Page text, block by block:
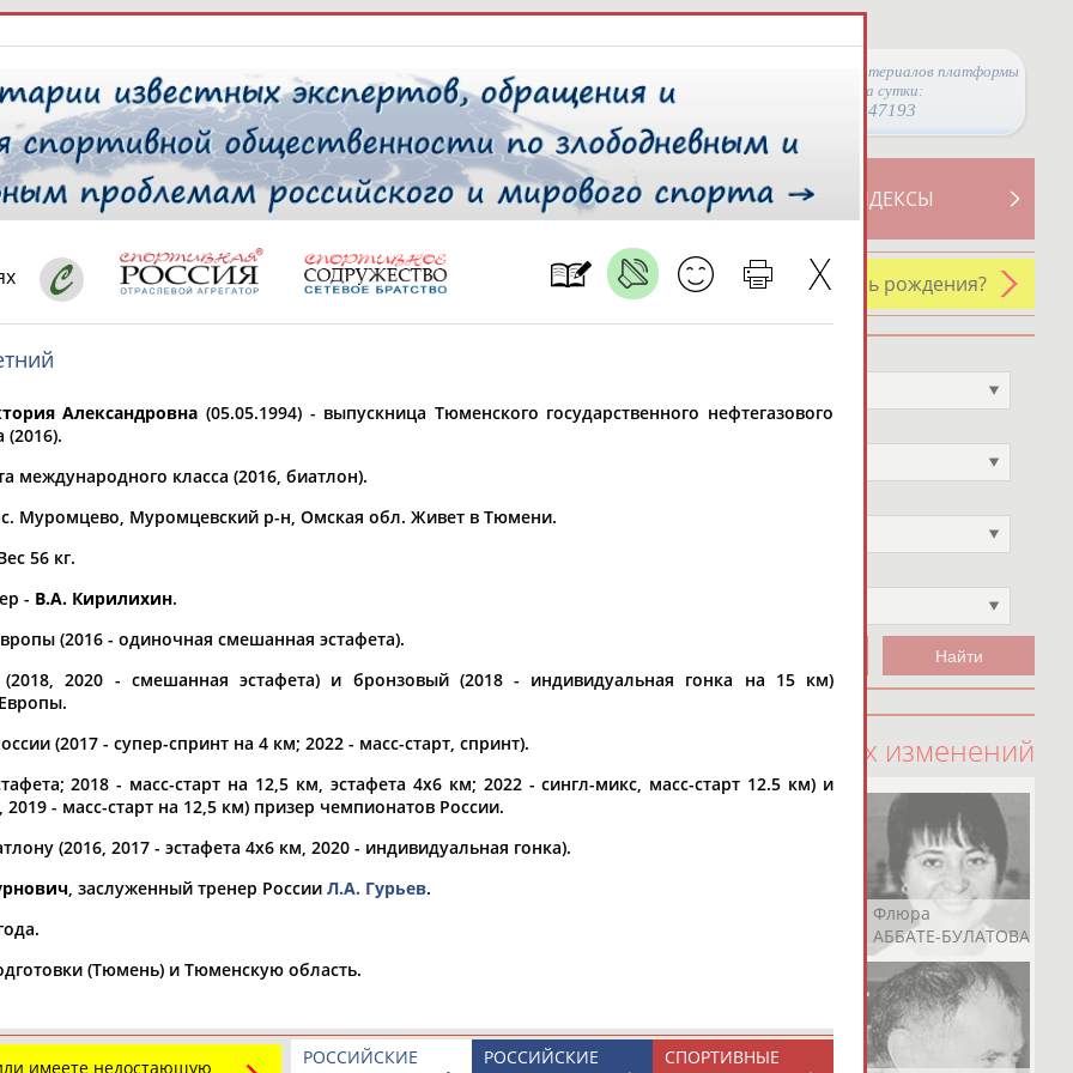
Просмотры материалов платформы
за сутки:
47193
СВОДНЫЕ ИНДЕКСЫ
ТАБЛО АКТИВНОСТИ
РЕСУРСНАЯ ПЛОЩАДКА
У кого сегодня день рождения?
регион*
* для действующих спортсменов
рождения
выбран
чч мм год
100 последних изменений
АБАЛАКИНА
Флюра
АББАТЕ-БУЛАТОВА
Александровна (05.05.1994) - выпускница Тюменского государственного нефтегазового
(2016).
международного класса (2016, биатлон).
Муромцево, Муромцевский р-н, Омская обл. Живет в Тюмени.
56 кг.
- В.А. Кирилихин.
(2016 - одиночная смешанная эстафета).
2020 - смешанная эстафета) и бронзовый (2018 - индивидуальная гонка на 15 км)
(2017 - супер-спринт на 4 км; 2022 - масс-старт, спринт).
2018 - масс-старт на 12,5 км, эстафета 4х6 км; 2022 - сингл-микс, масс-старт 12.5 км) и
- масс-старт на 12,5 км) призер чемпионатов России.
(2016, 2017 - эстафета 4х6 км, 2020 - индивидуальная гонка).
, заслуженный тренер России Л.А. Гурьев.
(Тюмень) и Тюменскую область.
имеете недостающую
СПОРТИВНЫЕ
РОССИЙСКИЕ
РОССИЙСКИЕ